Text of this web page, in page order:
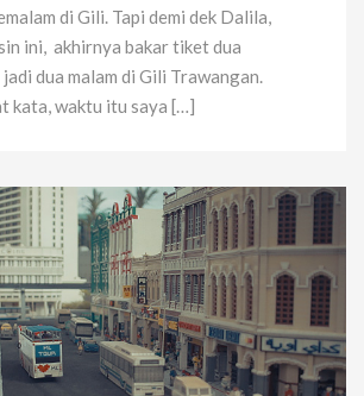
di Gili. Tapi demi dek Dalila,
ini, akhirnya bakar tiket dua
dua malam di Gili Trawangan.
kata, waktu itu saya […]